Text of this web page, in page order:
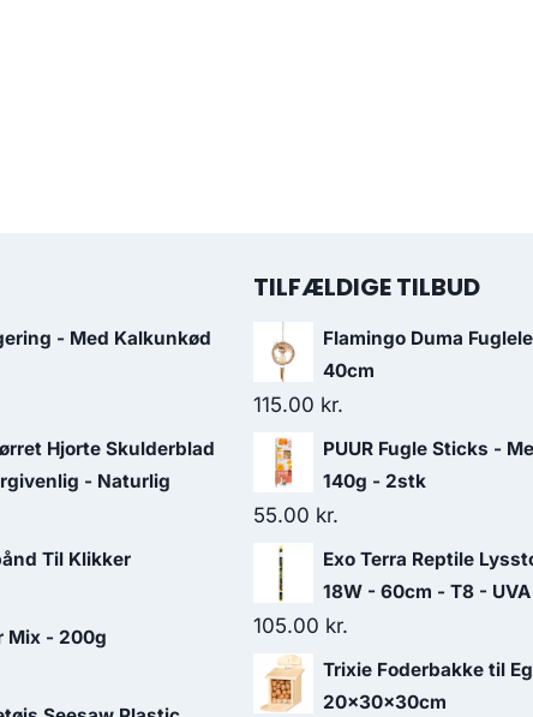
- Med Kalkunkød
Hjorte Skulderblad
- Naturlig
Til Klikker
Mix - 200g
TILFÆLDIGE TILBUD
Flamingo Duma
40cm
115.00 kr.
PUUR Fugle Sticks -
140g - 2stk
55.00 kr.
Exo Terra Reptile
18W - 60cm - T8 - UVA
105.00 kr.
Trixie Foderbakke til
20x30x30cm